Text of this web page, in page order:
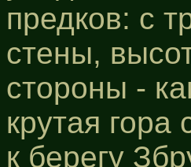
предков: с
стены,
стороны -
крутая
к берегу